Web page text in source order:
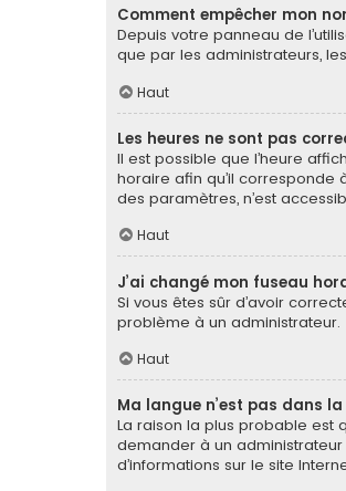
Comment empêcher mon
Depuis votre panneau de
que par les administrateurs,
Haut
Les heures ne sont pas
Il est possible que l’heure
horaire afin qu’il corresponde
des paramètres, n’est
Haut
J’ai changé mon fuseau
Si vous êtes sûr d’avoir
problème à un administrateur.
Haut
Ma langue n’est pas dans
La raison la plus probable est
demander à un administrateur
d’informations sur le site